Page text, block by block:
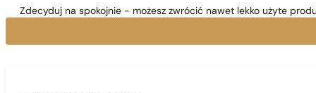
Zdecyduj na spokojnie - możesz zwrócić nawet lekko użyte